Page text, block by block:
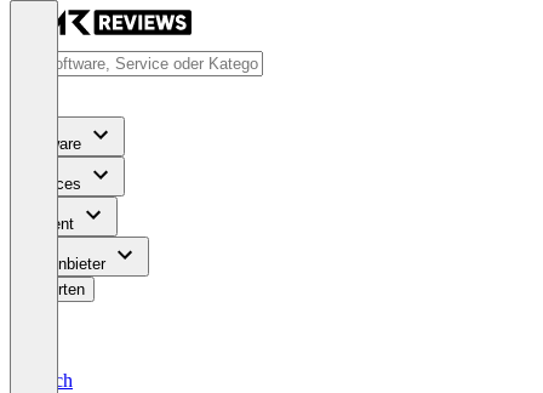
Software
Services
Content
Für Anbieter
Bewerten
Deutsch